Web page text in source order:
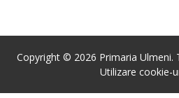
Copyright © 2026 Primaria Ulmeni.
Utilizare cookie-